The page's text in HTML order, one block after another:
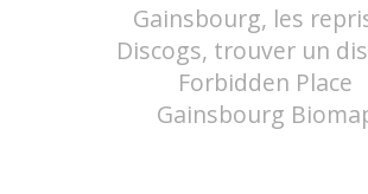
Gainsbourg, les
Discogs, trouver un
Forbidden Place
Gainsbourg